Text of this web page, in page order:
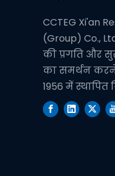
CCTEG Xi'an
(Group) Co.,
की प्रगति और
का समर्थन
1956 में स्थापित